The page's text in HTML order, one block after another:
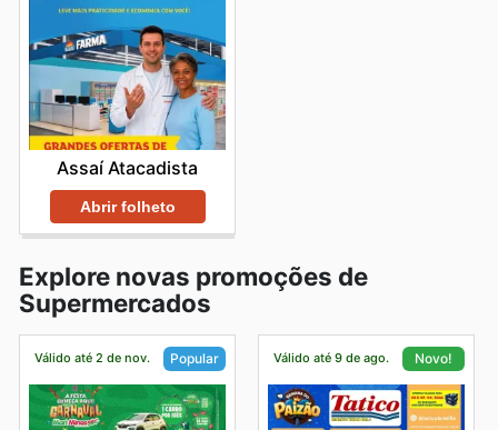
Assaí Atacadista
Abrir folheto
Explore novas promoções de
Supermercados
Válido até 2 de nov. Popular Válido até 9 de ago. Novo!